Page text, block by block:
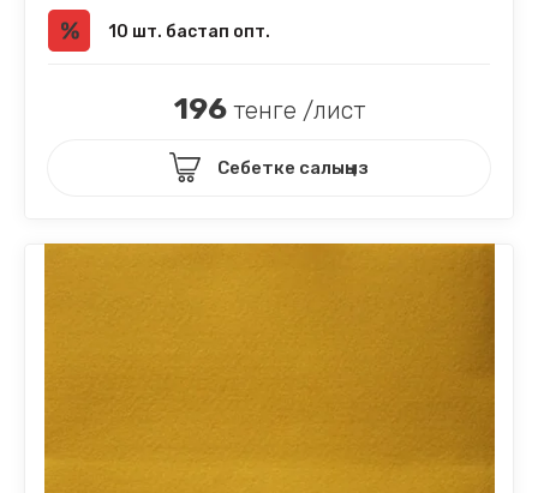
10 шт. бастап опт.
196тенге /лист
Себетке салыңыз